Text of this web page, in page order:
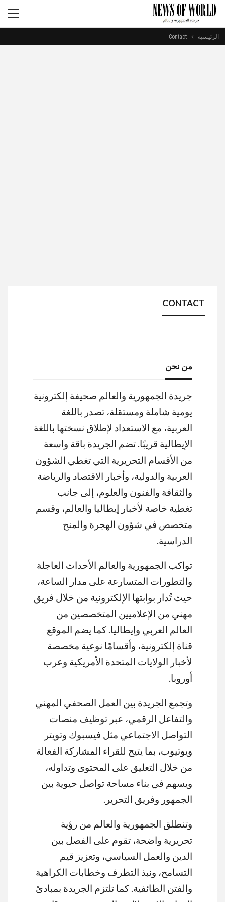
الرئيسية Contact
CONTACT
من نحن
جريدة الجمهورية والعالم صحيفة إلكترونية
يومية شاملة ومستقلة، تصدر باللغة
العربية، مع الاستعداد لإطلاق نسختها باللغة
الإيطالية قريبًا. تضم الجريدة باقة واسعة
من الأقسام التحريرية التي تغطي الشؤون
العربية والدولية، وأخبار الاقتصاد والرياضة
والثقافة والفنون والعلوم، إلى جانب
تغطية خاصة لأخبار إيطاليا والعالم، وقسم
متخصص في شؤون الهجرة والمنح
الدراسية.
تواكب الجمهورية والعالم الأحداث العاجلة
والتطورات المتسارعة على مدار الساعة،
حيث تُدار بوابتها الإلكترونية من خلال فريق
مهني من الإعلاميين المتخصصين من
العالم العربي وإيطاليا. كما يضم الموقع
قناة إلكترونية، وأقسامًا نوعية مخصصة
لأخبار الولايات المتحدة الأمريكية وعرب
أوروبا.
وتجمع الجريدة بين العمل الصحفي المهني
والتفاعل الرقمي، عبر توظيف منصات
التواصل الاجتماعي مثل فيسبوك وتويتر
ويوتيوب، بما يتيح للقراء المشاركة الفعالة
من خلال التعليق على المحتوى وتداوله،
ويسهم في بناء مساحة تواصل حيوية بين
الجمهور وفريق التحرير.
وتنطلق الجمهورية والعالم من رؤية
تحريرية واضحة، تقوم على الفصل بين
الدين والعمل السياسي، وتعزيز قيم
التسامح، ونبذ التطرف وخطابات الكراهية
والفتن الطائفية. كما تلتزم الجريدة بمبادئ